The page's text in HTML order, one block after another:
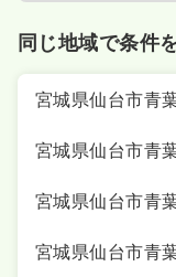
同じ地域で条件
宮城県仙台市青
宮城県仙台市青
宮城県仙台市青
宮城県仙台市青